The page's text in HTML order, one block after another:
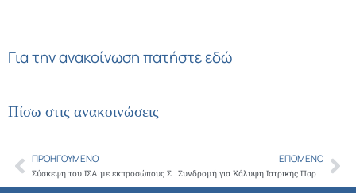
Για την ανακοίνωσηπατήστε εδώ
Πίσω στις ανακοινώσεις
Prev
ΠΡΟΗΓΟΎΜΕΝΟ
Σύσκεψη του ΙΣΑ με εκπροσώπους Συλλόγων Ασθενών
ΕΠΌΜΕΝΟ
Συνδρομή για Κάλυψη Ιατρικής Παρουσίας στους Πανελλήνιους Σχολικούς Αγώνες Λυκείων